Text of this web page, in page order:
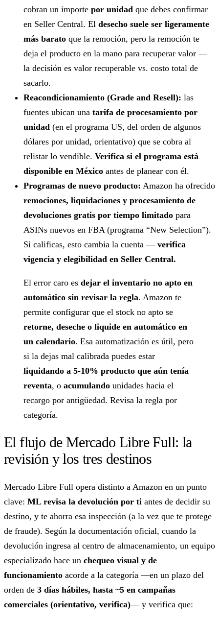
cobran un importe por unidad que debes confirmar
en Seller Central. El desecho suele ser ligeramente
más barato que la remoción, pero la remoción te
deja el producto en la mano para recuperar valor —
la decisión es valor recuperable vs. costo total de
sacarlo.
Reacondicionamiento (Grade and Resell): las
fuentes ubican una tarifa de procesamiento por
unidad (en el programa US, del orden de algunos
dólares por unidad, orientativo) que se cobra al
relistar lo vendible. Verifica si el programa está
disponible en México antes de planear con él.
Programas de nuevo producto: Amazon ha ofrecido
remociones, liquidaciones y procesamiento de
devoluciones gratis por tiempo limitado para
ASINs nuevos en FBA (programa “New Selection”).
Si calificas, esto cambia la cuenta — verifica
vigencia y elegibilidad en Seller Central.
El error caro es dejar el inventario no apto en
automático sin revisar la regla. Amazon te
permite configurar que el stock no apto se
retorne, deseche o liquide en automático en
un calendario. Esa automatización es útil, pero
si la dejas mal calibrada puedes estar
liquidando a 5-10% producto que aún tenía
reventa, o acumulando unidades hacia el
recargo por antigüedad. Revisa la regla por
categoría.
El flujo de Mercado Libre Full: la
revisión y los tres destinos
Mercado Libre Full opera distinto a Amazon en un punto
clave: ML revisa la devolución por ti antes de decidir su
destino, y te ahorra esa inspección (a la vez que te protege
de fraude). Según la documentación oficial, cuando la
devolución ingresa al centro de almacenamiento, un equipo
especializado hace un chequeo visual y de
funcionamiento acorde a la categoría —en un plazo del
orden de 3 días hábiles, hasta ~5 en campañas
comerciales (orientativo, verifica)— y verifica que: